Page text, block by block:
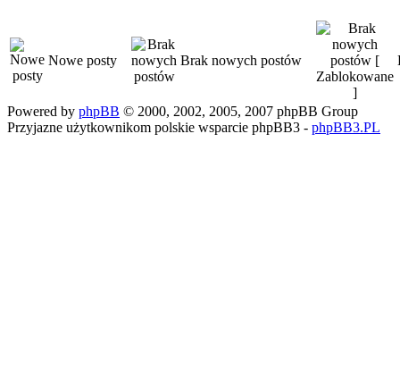
Nowe posty Brak nowych postów
Powered by phpBB © 2000, 2002, 2005, 2007 phpBB Group
Przyjazne użytkownikom polskie wsparcie phpBB3 - phpBB3.PL